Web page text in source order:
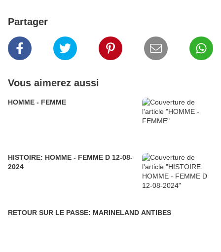
Partager
Vous aimerez aussi
HOMME - FEMME
HISTOIRE: HOMME - FEMME D 12-08-
2024
RETOUR SUR LE PASSE: MARINELAND ANTIBES